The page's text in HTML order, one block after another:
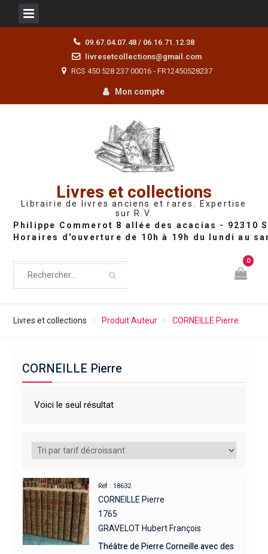
09.67.04.07.48 / 06.16.71.12.38
livresetcollections@gmail.com
RCS 450 528 237 00016 - FR12450528237
Mon compte
Livres et collections
Librairie de livres anciens et rares. Expertise
sur R.V.
0
Livres et collections Produit Auteur CORNEILLE Pierre
CORNEILLE Pierre
Voici le seul résultat
Réf : 18632
CORNEILLE Pierre
1765
GRAVELOT Hubert François
Théâtre de Pierre Corneille avec des